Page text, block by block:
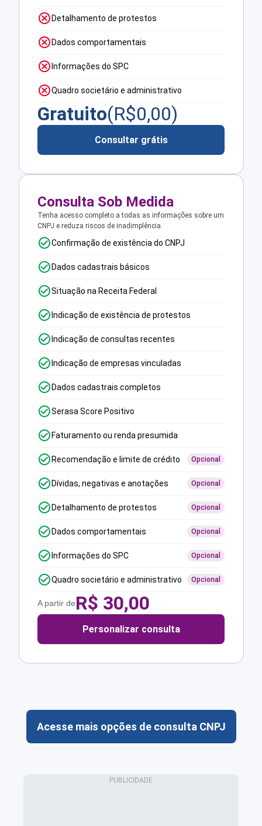
Detalhamento de protestos
Dados comportamentais
Informações do SPC
Quadro societário e administrativo
Gratuito(R$0,00)
Consultar grátis
Consulta Sob Medida
Tenha acesso completo a todas as informações sobre um
CNPJ e reduza riscos de inadimplência.
Confirmação de existência do CNPJ
Dados cadastrais básicos
Situação na Receita Federal
Indicação de existência de protestos
Indicação de consultas recentes
Indicação de empresas vinculadas
Dados cadastrais completos
Serasa Score Positivo
Faturamento ou renda presumida
Recomendação e limite de crédito Opcional
Dívidas, negativas e anotações Opcional
Detalhamento de protestos Opcional
Dados comportamentais Opcional
Informações do SPC Opcional
Quadro societário e administrativo Opcional
A partir deR$ 30,00
Personalizar consulta
Acesse mais opções de consulta CNPJ